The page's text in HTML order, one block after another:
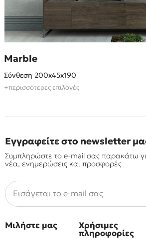
Marble
Σύνθεση 200x45x190
+περισσότερες επιλογές
Εγγραφείτε στο newsletter
Συμπληρώστε το e-mail σας παρακάτω
νέα, ενημερώσεις και προσφορές
Μιλήστε μας Χρήσιμες
πληροφορίες